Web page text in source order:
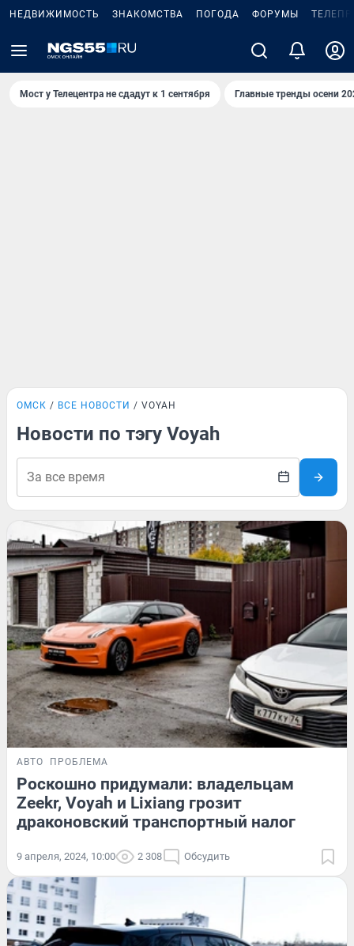
НЕДВИЖИМОСТЬ ЗНАКОМСТВА ПОГОДА ФОРУМЫ
Мост у Телецентра не сдадут к 1 сентября Главные тренды осени
ОМСК ВСЕ НОВОСТИ VOYAH
Новости по тэгу Voyah
АВТО ПРОБЛЕМА
Роскошно придумали: владельцам
Zeekr, Voyah и Lixiang грозит
драконовский транспортный налог
9 апреля, 2024, 10:00 2 308 Обсудить